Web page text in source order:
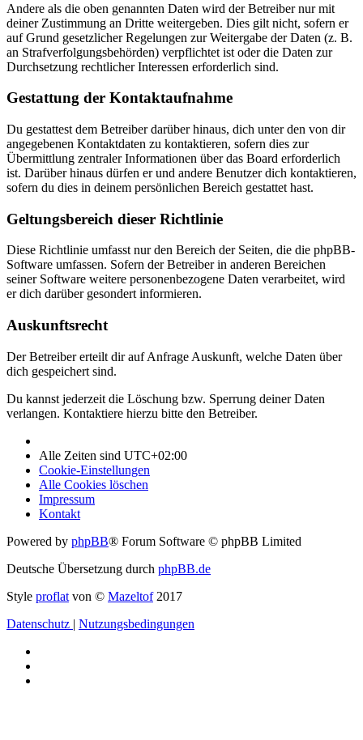
Andere als die oben genannten Daten wird der Betreiber nur mit
deiner Zustimmung an Dritte weitergeben. Dies gilt nicht, sofern er
auf Grund gesetzlicher Regelungen zur Weitergabe der Daten (z. B.
an Strafverfolgungsbehörden) verpflichtet ist oder die Daten zur
Durchsetzung rechtlicher Interessen erforderlich sind.
Gestattung der Kontaktaufnahme
Du gestattest dem Betreiber darüber hinaus, dich unter den von dir
angegebenen Kontaktdaten zu kontaktieren, sofern dies zur
Übermittlung zentraler Informationen über das Board erforderlich
ist. Darüber hinaus dürfen er und andere Benutzer dich kontaktieren,
sofern du dies in deinem persönlichen Bereich gestattet hast.
Geltungsbereich dieser Richtlinie
Diese Richtlinie umfasst nur den Bereich der Seiten, die die phpBB-
Software umfassen. Sofern der Betreiber in anderen Bereichen
seiner Software weitere personenbezogene Daten verarbeitet, wird
er dich darüber gesondert informieren.
Auskunftsrecht
Der Betreiber erteilt dir auf Anfrage Auskunft, welche Daten über
dich gespeichert sind.
Du kannst jederzeit die Löschung bzw. Sperrung deiner Daten
verlangen. Kontaktiere hierzu bitte den Betreiber.
Alle Zeiten sind UTC+02:00
Cookie-Einstellungen
Alle Cookies löschen
Impressum
Kontakt
Powered by phpBB® Forum Software © phpBB Limited
Deutsche Übersetzung durch phpBB.de
Style proflat von © Mazeltof2017
Datenschutz | Nutzungsbedingungen